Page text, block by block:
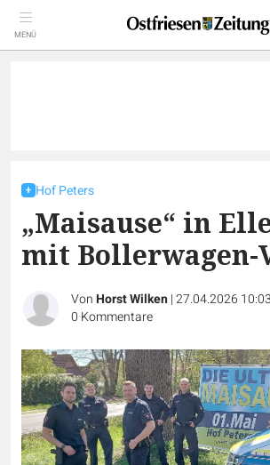
MENÜ
Hof Peters
„Maisause“ in
mit Bollerwagen-
VonHorst Wilken|27.04.2026
0 Kommentare